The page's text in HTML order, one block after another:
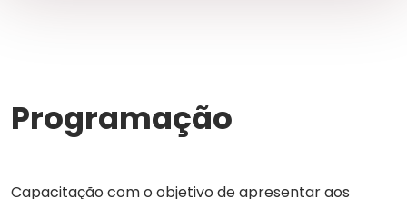
Programação
Capacitação com o objetivo de apresentar aos